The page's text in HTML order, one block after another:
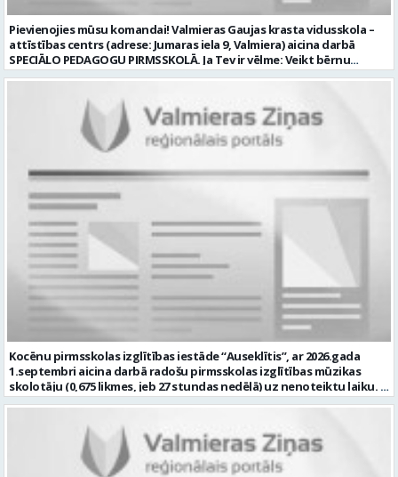
līdzfinansētu veselības apdrošināšanu pēc pārbaudes laika beigām,
kā arī citas sociālās garantijas/labumus atbilstoši darba rezultātam
un normatīvajos aktos noteiktajam; drošu un sakārtotu darba vidi;
darbu atsaucīgu kolēģu komandā. CV un pieteikuma vēstuli lūdzam
iesniegt Valmieras Kultūras centrā (adrese: Rīgas iela 10, Valmiera,
Valmieras novads) vai nosūtīt uz e-pastu
kultura@valmierasnovads.lv ar norādi “Skaņu un gaismas operatora
amatam” līdz 2026. gada 24. augustam. Tālrunis papildu informācijai:
Rīgas iela 10, Valmiera, Valmieras nov. Darbības joma: Elektronika /
Enerģētika / Elektroenerģija Pieteikto vietu skaits: 1 Aktuāla līdz:
2026-08-24 Kontaktpersona: kultura@valmierasnovads.lv 27767401
Pievienojies mūsu komandai! Valmieras Gaujas krasta vidusskola –
attīstības centrs (adrese: Jumaras iela 9, Valmiera) aicina darbā
SPECIĀLO PEDAGOGU PIRMSSKOLĀ. Ja Tev ir vēlme: Veikt bērnu
attīstības, mācīšanās un speciālo vajadzību izvērtēšanu savas
nodarbības bērniem ar speciālām izglītības vajadzībām Izstrādāt
individuālos atbalsta pasākumus un piedalīties individuālo
izglītības programmu izstrādē un īstenošanā Sniegt metodisku
atbalstu pirmsskolas pedagogiem darbā ar bērniem, kuriem
nepieciešams papildu atbalsts Konsultēt bērnu vecākus par bērna
attīstības veicināšanu un nepieciešamajiem atbalsta pasākumiem
Sadarboties ar izglītības iestādes atbalsta komandu, pedagogiem
un citiem speciālistiem. Veikt pedagoģisko dokumentāciju atbilstoši
normatīvo aktu prasībām Piedalīties izglītības iestādes attīstības
pilnveidē un ja Tev ir: Augstākā pedagoģiskā izglītība speciālajā
pedagoģijā vai atbilstoša profesionālā kvalifikācija saskaņā ar
normatīvajiem aktiem Zināšanas par bērnu attīstību, iekļaujošās
izglītības principiem un speciālā pedagoga darba metodēm
pirmsskolā Prasme plānot, organizēt un izvērtēt individuālo
atbalstu bērniem Labas sadarbības un komunikācijas prasmes
darbā ar bērniem, vecākiem un kolēģiem Atbildības sajūta, empātija,
pacietība un augsta profesionālā ētika Labas latviešu valodas
zināšanas atbilstoši normatīvo aktu prasībām Prasme strādāt ar
informācijas un komunikācijas tehnoloģijām ikdienas darba
pienākumu veikšanai. mēs piedāvājam: Darbu uz nenoteiktu laiku 30
stundas nedēļā (1 likme) Atalgojumu EUR 1351 pirms nodokļu
nomaksas (t.sk. piemaksa par darbu īpašos apstākļos) Sociālās
polisi Profesionālās kompetences pilnveides iespējas Dinamisku,
radošu un atbalstošu darba vidi Pretendentiem profesionālās
Kocēnu pirmsskolas izglītības iestāde “Auseklītis”, ar 2026.gada
1.septembri aicina darbā radošu pirmsskolas izglītības mūzikas
skolotāju (0,675 likmes, jeb 27 stundas nedēļā) uz nenoteiktu laiku.
Darba vieta: Kalna iela 2, Kocēni, Kocēnu pagasts, Valmieras novads
vecumam atbilstošu mācību procesu; veikt izglītojamo attīstības
dinamikas izpēti; sadarbībā ar Iestādes skolotājiem, organizēt
svētkus, tematiskus pasākumus, jautrus brīžus un citas aktivitātes;